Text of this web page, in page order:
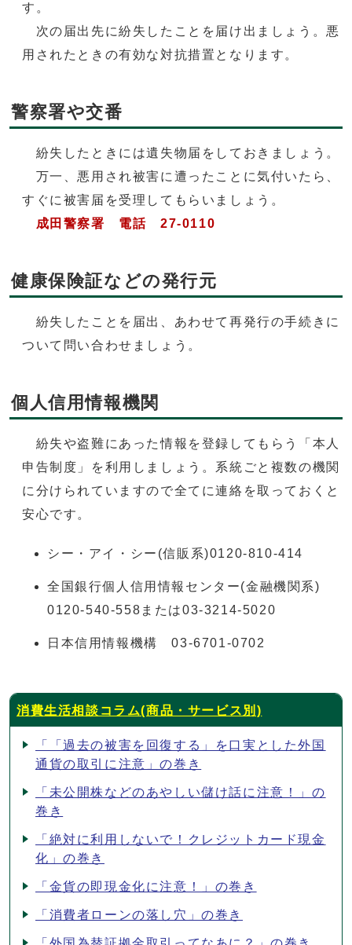
す。
次の届出先に紛失したことを届け出ましょう。悪
用されたときの有効な対抗措置となります。
警察署や交番
紛失したときには遺失物届をしておきましょう。
万一、悪用され被害に遭ったことに気付いたら、
すぐに被害届を受理してもらいましょう。
成田警察署 電話 27-0110
健康保険証などの発行元
紛失したことを届出、あわせて再発行の手続きに
ついて問い合わせましょう。
個人信用情報機関
紛失や盗難にあった情報を登録してもらう「本人
申告制度」を利用しましょう。系統ごと複数の機関
に分けられていますので全てに連絡を取っておくと
安心です。
シー・アイ・シー(信販系)0120-810-414
全国銀行個人信用情報センター(金融機関系)
0120-540-558または03-3214-5020
日本信用情報機構 03-6701-0702
消費生活相談コラム(商品・サービス別)
「「過去の被害を回復する」を口実とした外国
通貨の取引に注意」の巻き
「未公開株などのあやしい儲け話に注意！」の
巻き
「絶対に利用しないで！クレジットカード現金
化」の巻き
「金貨の即現金化に注意！」の巻き
「消費者ローンの落し穴」の巻き